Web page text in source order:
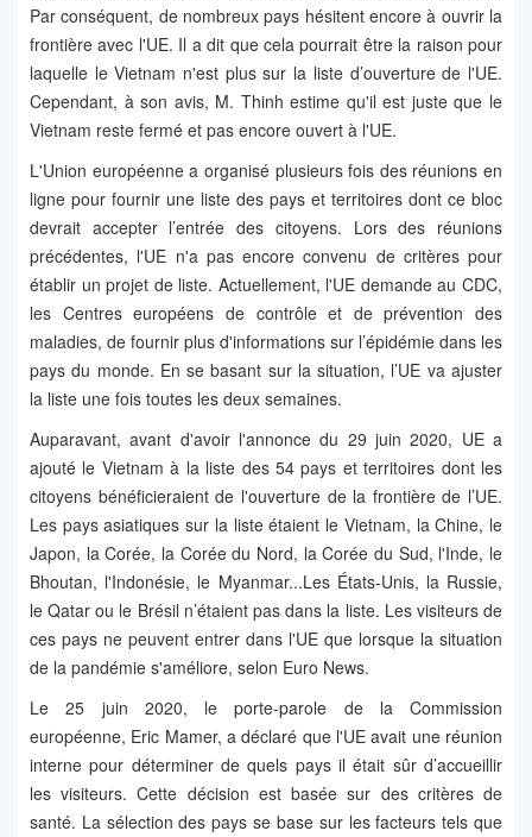
Par conséquent, de nombreux pays hésitent encore à ouvrir la
frontière avec l'UE. Il a dit que cela pourrait être la raison pour
laquelle le Vietnam n'est plus sur la liste d’ouverture de l'UE.
Cependant, à son avis, M. Thinh estime qu'il est juste que le
Vietnam reste fermé et pas encore ouvert à l'UE.
L'Union européenne a organisé plusieurs fois des réunions en
ligne pour fournir une liste des pays et territoires dont ce bloc
devrait accepter l’entrée des citoyens. Lors des réunions
précédentes, l'UE n'a pas encore convenu de critères pour
établir un projet de liste. Actuellement, l'UE demande au CDC,
les Centres européens de contrôle et de prévention des
maladies, de fournir plus d'informations sur l’épidémie dans les
pays du monde. En se basant sur la situation, l’UE va ajuster
la liste une fois toutes les deux semaines.
Auparavant, avant d'avoir l'annonce du 29 juin 2020, UE a
ajouté le Vietnam à la liste des 54 pays et territoires dont les
citoyens bénéficieraient de l'ouverture de la frontière de l’UE.
Les pays asiatiques sur la liste étaient le Vietnam, la Chine, le
Japon, la Corée, la Corée du Nord, la Corée du Sud, l'Inde, le
Bhoutan, l'Indonésie, le Myanmar...Les États-Unis, la Russie,
le Qatar ou le Brésil n’étaient pas dans la liste. Les visiteurs de
ces pays ne peuvent entrer dans l'UE que lorsque la situation
de la pandémie s'améliore, selon Euro News.
Le 25 juin 2020, le porte-parole de la Commission
européenne, Eric Mamer, a déclaré que l'UE avait une réunion
interne pour déterminer de quels pays il était sûr d’accueillir
les visiteurs. Cette décision est basée sur des critères de
santé. La sélection des pays se base sur les facteurs tels que